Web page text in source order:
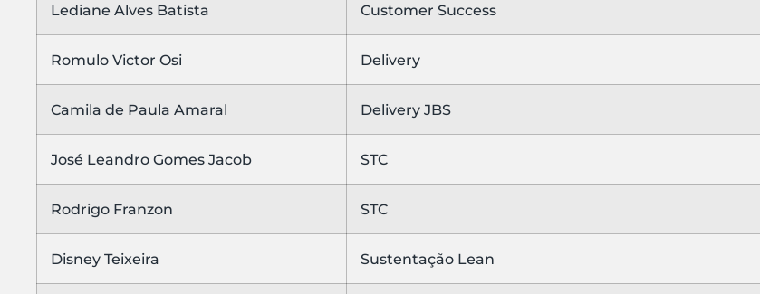
Lediane Alves Batista Customer Success
Romulo Victor Osi Delivery
Camila de Paula Amaral Delivery JBS
José Leandro Gomes Jacob STC
Rodrigo Franzon STC
Disney Teixeira Sustentação Lean